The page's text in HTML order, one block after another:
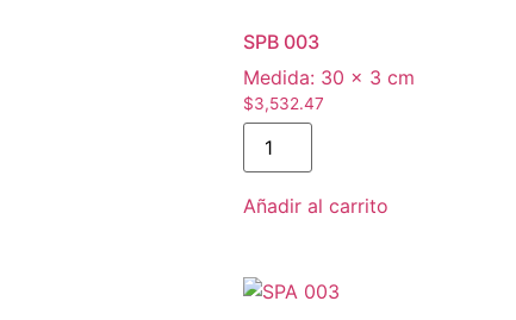
SPB 003
Medida: 30 × 3 cm
$3,532.47
SPB
003
cantidad
Añadir al carrito